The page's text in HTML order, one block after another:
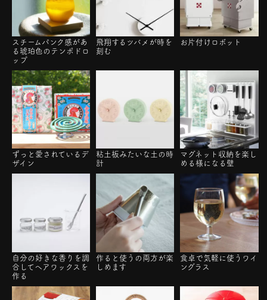
スチームパンク感があ
る琥珀色のテンポドロ
ップ
飛翔するツバメが時を
刻む
お片付けロボット
ずっと愛されているデ
ザイン
粘土板みたいな土の時
計
マグネット収納を楽し
める様になる壁
自分の好きな香りを調
合してヘアワックスを
作る
作ると使うの両方が楽
しめます
食卓で気軽に使うワイ
ングラス